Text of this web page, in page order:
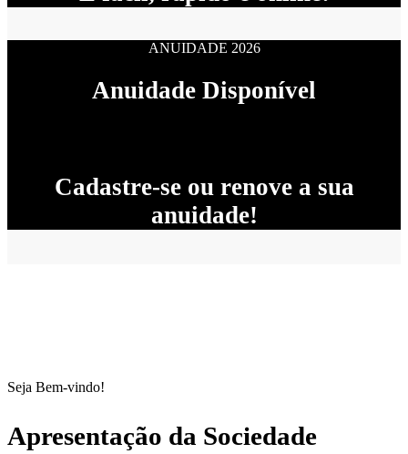
ANUIDADE 2026
Anuidade Disponível
Cadastre-se ou renove a sua
anuidade!
Seja Bem-vindo!
Apresentação da Sociedade